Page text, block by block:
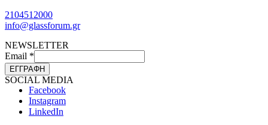
2104512000
info@glassforum.gr
NEWSLETTER
Email *
ΕΓΓΡΑΦΗ
SOCIAL MEDIA
Facebook
Instagram
LinkedIn